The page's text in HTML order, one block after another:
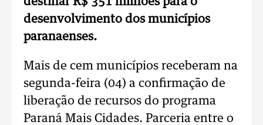
desenvolvimento dos municípios
paranaenses.
Mais de cem municípios receberam na
segunda-feira (04) a confirmação de
liberação de recursos do programa
Paraná Mais Cidades. Parceria entre o